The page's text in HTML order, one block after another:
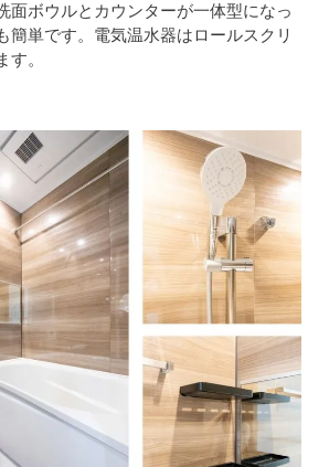
面ボウルとカウンターが一体型になっ
簡単です。電気温水器はロールスクリ
す。